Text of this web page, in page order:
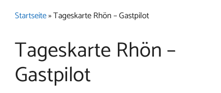
Startseite»Tageskarte Rhön – Gastpilot
Tageskarte Rhön –
Gastpilot